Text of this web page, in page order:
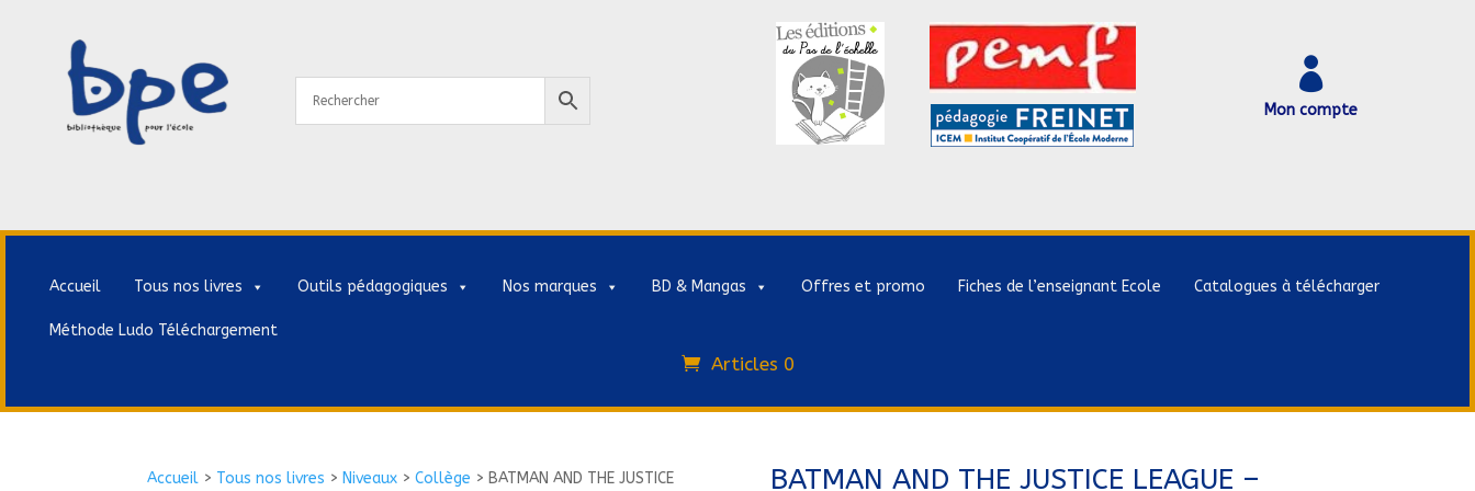

Mon compte
Accueil Tous nos livres Outils pédagogiques Nos marques BD & Mangas Offres et promo Fiches de l’enseignant Ecole Catalogues à télécharger
Méthode Ludo Téléchargement
Articles 0
Accueil > Tous nos livres > Niveaux >Collège > BATMAN AND THE JUSTICE
BATMAN AND THE JUSTICE LEAGUE –